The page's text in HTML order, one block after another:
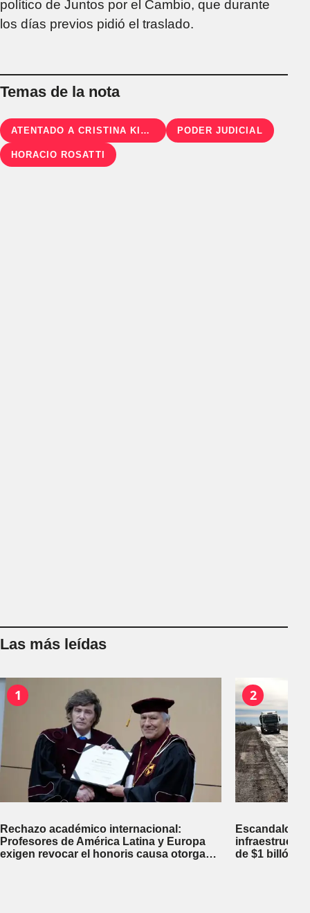
político de Juntos por el Cambio, que durante
los días previos pidió el traslado.
Temas de la nota
ATENTADO A CRISTINA KIRCHNER PODER JUDICIAL
HORACIO ROSATTI
Las más leídas
1
Rechazo académico internacional:
Profesores de América Latina y Europa
exigen revocar el honoris causa otorgado
2
Escandalosa
de $1 billón